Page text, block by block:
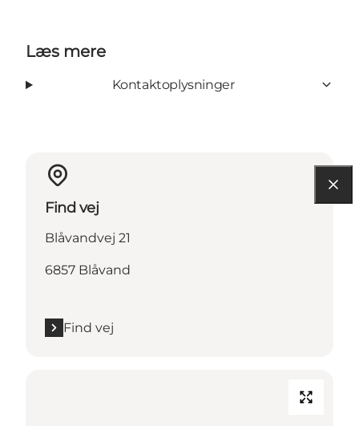
Læs mere
Kontaktoplysninger
Find vej
Blåvandvej 21
6857 Blåvand
Find vej